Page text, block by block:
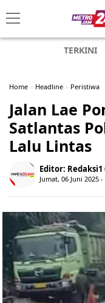
TERKINI
Home » Headline » Peristiwa
Jalan Lae
Satlantas
Lalu Lintas
Editor: Redaksi1
Jumat, 06 Juni 2025 -